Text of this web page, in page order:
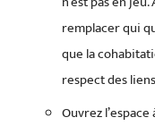
remplacer qui
que la
respect des
Ouvrez